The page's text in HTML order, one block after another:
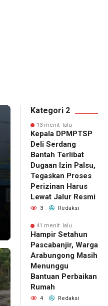
Kategori 2
13 menit lalu
Kepala DPMPTSP
Deli Serdang
Bantah Terlibat
Dugaan Izin Palsu,
Tegaskan Proses
Perizinan Harus
Lewat Jalur Resmi
3 Redaksi
41 menit lalu
Hampir Setahun
Pascabanjir, Warga
Arabungong Masih
Menunggu
Bantuan Perbaikan
Rumah
4 Redaksi